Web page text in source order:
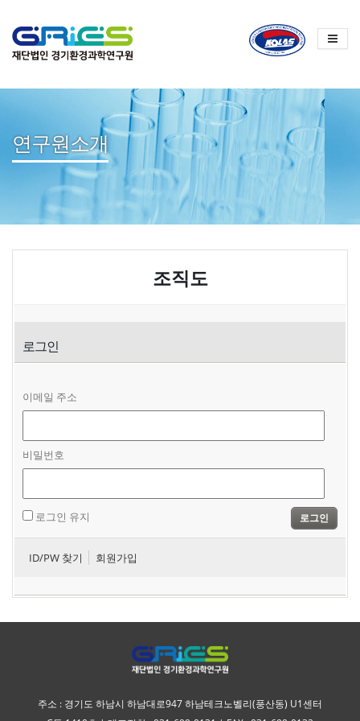
연구원소개
조직도
로그인
이메일 주소
비밀번호
로그인 유지 로그인
ID/PW 찾기 회원가입
주소 : 경기도 하남시 하남대로947 하남테크노벨리(풍산동) U1센터